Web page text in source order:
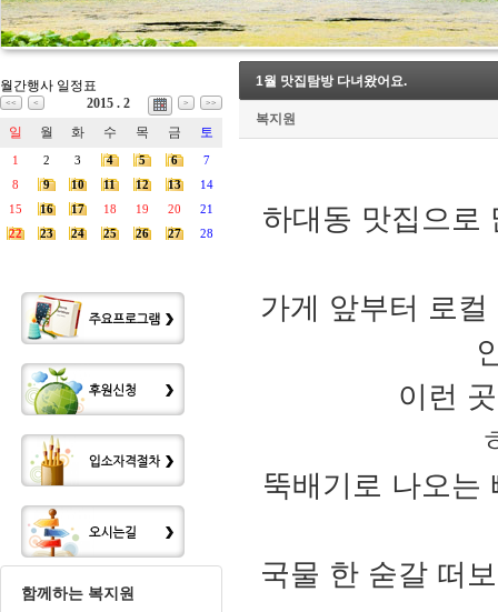
월간행사 일정표
<< < > >>
2015 . 2
일
월 화 수 목 금 토
1 2 3 4 5 6
7
8
9 10 11 12 13
14
15
16 17 18 19 20
21
22
23 24 25 26 27 28
함께하는 복지원
1월 맛집탐방 다녀왔어요.
복지원
하대동 맛집으로
가게 앞부터 로
이런
뚝배기로 나오는
국물 한 숟갈 떠